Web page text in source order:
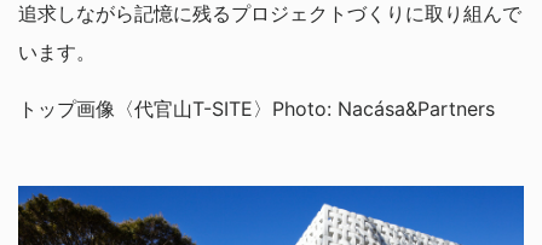
追求しながら記憶に残るプロジェクトづくりに取り組んで
います。
トップ画像〈代官山T-SITE〉Photo: Nacása&Partners